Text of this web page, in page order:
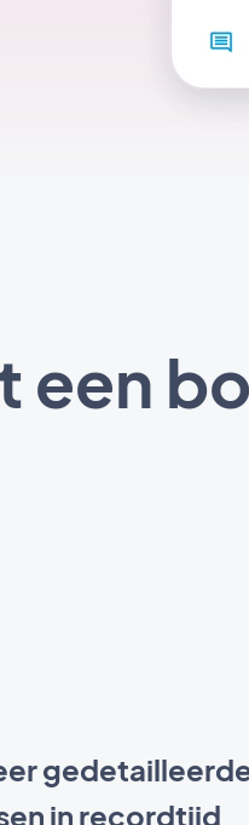
een
in recordtijd